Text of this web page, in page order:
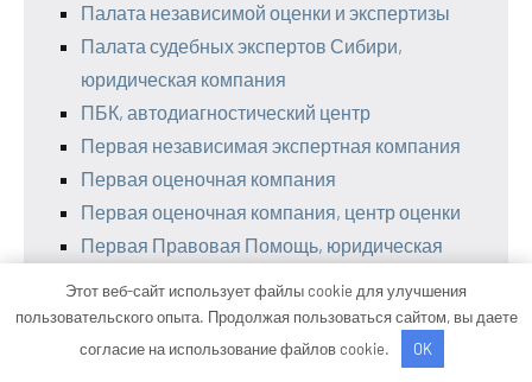
Палата независимой оценки и экспертизы
Палата судебных экспертов Сибири,
юридическая компания
ПБК, автодиагностический центр
Первая независимая экспертная компания
Первая оценочная компания
Первая оценочная компания, центр оценки
Первая Правовая Помощь, юридическая
Пермский центр автоэкспертиз
Пермский центр комплексных решений
Этот веб-сайт использует файлы cookie для улучшения
пользовательского опыта. Продолжая пользоваться сайтом, вы даете
согласие на использование файлов cookie.
OK